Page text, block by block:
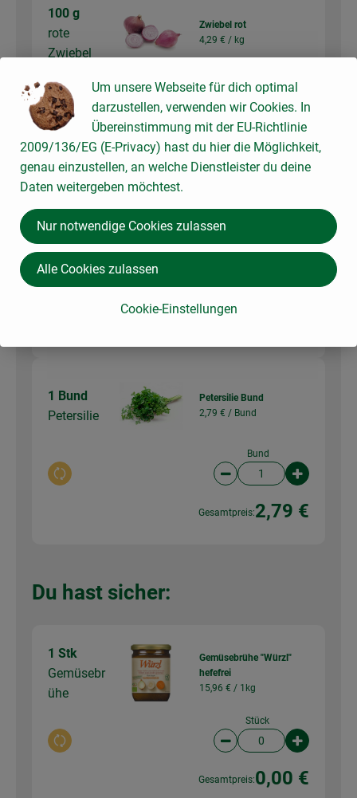
100 g
rote
Zwiebel
Auswahl ändern
Zwiebel rot
4,29 € / kg
Artikelanzahl
Gesamtpreis:2,15 €
Knoblauch
frischer Knoblauch
27,49 € /
1 Bund
Petersilie
Auswahl ändern
Petersilie Bund
2,79 € / Bund
Bund
Artikelanzahl
Gesamtpreis:2,79 €
Du hast sicher:
1 Stk
Gemüsebr
ühe
Auswahl ändern
Gemüsebrühe "Würzl"
hefefrei
15,96 € / 1kg
Stück
Artikelanzahl
Gesamtpreis:0,00 €
Um unsere Webseite für dich optimal
darzustellen, verwenden wir Cookies. In
Übereinstimmung mit der EU-Richtlinie
2009/136/EG (E-Privacy) hast du hier die Möglichkeit,
genau einzustellen, an welche Dienstleister du deine
Daten weitergeben möchtest.
Cookie-Einstellungen
Nur notwendige Cookies zulassen
Alle Cookies zulassen